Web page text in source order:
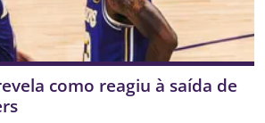
como reagiu à saída de